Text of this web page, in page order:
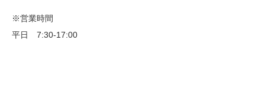
※営業時間
平日 7:30-17:00